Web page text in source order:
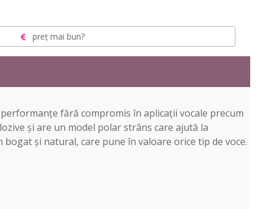
preț mai bun?
fără compromis în aplicații vocale precum
și are un model polar strâns care ajută la
și natural, care pune în valoare orice tip de voce.